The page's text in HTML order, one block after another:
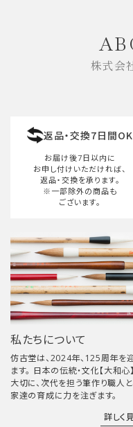
株式会
返品・交換7日間OK
お届け後7日以内に
お申し付けいただければ、
返品・交換を承ります。
※一部除外の商品も
ございます。
私たちについて
仿古堂は、2024年、125周年を
ます。 日本の伝統・文化【大和心
大切に、次代を担う筆作り職人と
家達の育成に力を注ぎます。
詳しく